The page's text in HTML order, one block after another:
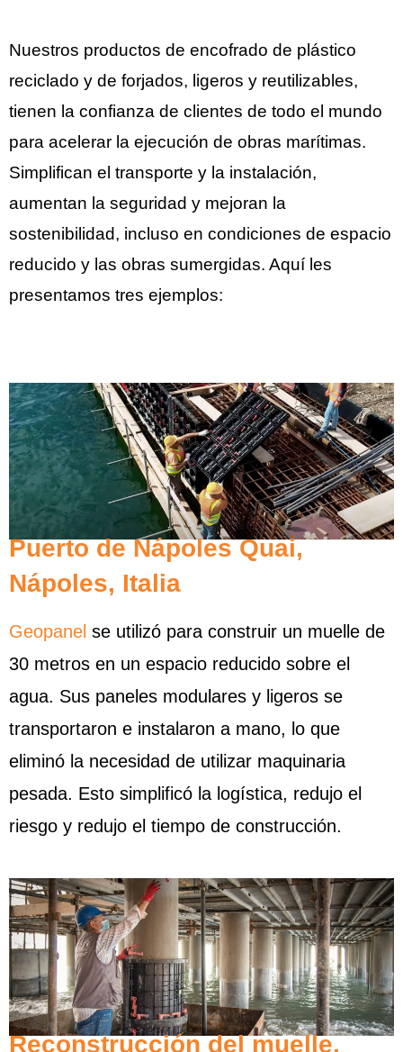
Nuestros productos de encofrado de plástico
reciclado y de forjados, ligeros y reutilizables,
tienen la confianza de clientes de todo el mundo
para acelerar la ejecución de obras marítimas.
Simplifican el transporte y la instalación,
aumentan la seguridad y mejoran la
sostenibilidad, incluso en condiciones de espacio
reducido y las obras sumergidas. Aquí les
presentamos tres ejemplos:
Puerto de Nápoles Quai,
Nápoles, Italia
Geopanel se utilizó para construir un muelle de
30 metros en un espacio reducido sobre el
agua. Sus paneles modulares y ligeros se
transportaron e instalaron a mano, lo que
eliminó la necesidad de utilizar maquinaria
pesada. Esto simplificó la logística, redujo el
riesgo y redujo el tiempo de construcción.
Reconstrucción del muelle,